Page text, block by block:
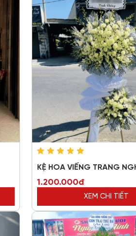
KỆ HOA VIẾNG TRANG
1.200.000đ
XEM CHI TIẾT